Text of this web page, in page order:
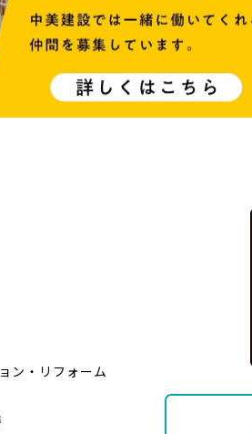
ン・リフォーム